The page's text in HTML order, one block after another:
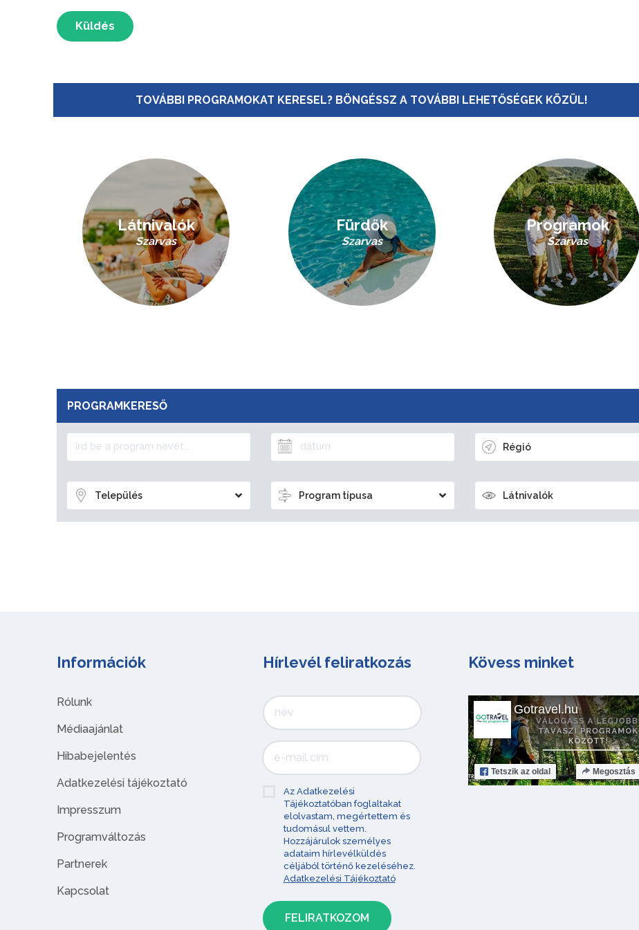
Küldés
TOVÁBBI PROGRAMOKAT KERESEL? BÖNGÉSSZ A TOVÁBBI LEHETŐSÉGEK KÖZÜL!
Látnivalók
Szarvas
Fürdők
Szarvas
Programok
Szarvas
PROGRAMKERESŐ
Régió
Település Program típusa Látnivalók
Információk
Rólunk
Médiaajánlat
Hibabejelentés
Adatkezelési tájékoztató
Impresszum
Programváltozás
Partnerek
Kapcsolat
Hírlevél feliratkozás
Az Adatkezelési
Tájékoztatóban foglaltakat
elolvastam, megértettem és
tudomásul vettem.
Hozzájárulok személyes
adataim hírlevélküldés
céljából történő kezeléséhez.
Adatkezelési Tájékoztató
Kövess minket
Gotravel.hu
Tetszik az oldal Megosztás